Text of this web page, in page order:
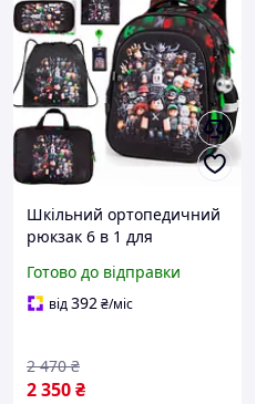
Шкільний ортопедичний
рюкзак 6 в 1 для
38х30х18 см Роблокс для
молодших класів (SET 150-
Готово до відправки
від392₴/міс
2 350₴
2 470 ₴